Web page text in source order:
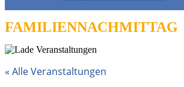
FAMILIENNACHMITTAG
« Alle Veranstaltungen